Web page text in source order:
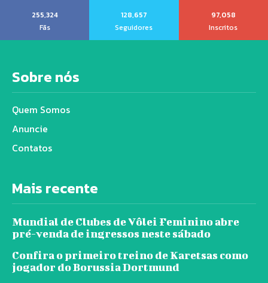
255,324
Fãs
128,657
Seguidores
97,058
Inscritos
Sobre nós
Quem Somos
Anuncie
Contatos
Mais recente
Mundial de Clubes de Vôlei Feminino abre
pré-venda de ingressos neste sábado
Confira o primeiro treino de Karetsas como
jogador do Borussia Dortmund